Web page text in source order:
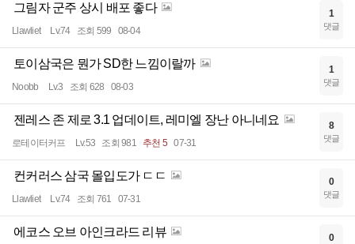
그림자 군주 상시 배포 좋다
Llawliet Lv.74 조회 599 08-04
1
댓글
토이삼국은 뭔가 SD한 느낌이랄까
Noobb Lv.3 조회 628 08-03
1
댓글
젠레스 존 제로 3.1 업데이트, 레미엘 장난 아니네요
로테이터커프 Lv.53 조회 981 추천 5 07-31
8
댓글
컨커러스 삼국 몰입도가 ㄷㄷ
Llawliet Lv.74 조회 761 07-31
0
댓글
에코스 오브 아인크라드 리뷰 0